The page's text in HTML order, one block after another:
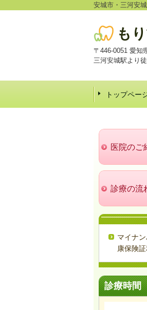
安城市・三河安
も
〒446-0051 愛知
三河安城駅より
トップペー
医院のご
診療の流
マイナ
康保険
診療時間